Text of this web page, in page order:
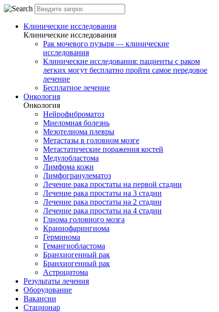
Клинические исследования
Клинические исследования
Рак мочевого пузыря — клинические
исследования
Клинические исследования: пациенты с раком
легких могут бесплатно пройти самое передовое
лечение
Бесплатное лечение
Онкология
Онкология
Нейрофиброматоз
Миеломная болезнь
Мезотелиома плевры
Метастазы в головном мозге
Метастатические поражения костей
Медулобластома
Лимфома кожи
Лимфогранулематоз
Лечение рака простаты на первой стадии
Лечение рака простаты на 3 стадии
Лечение рака простаты на 2 стадии
Лечение рака простаты на 4 стадии
Глиома головного мозга
Краниофарингиома
Герминома
Гемангиобластома
Бранхиогенный рак
Бранхиогенный рак
Астроцитома
Результаты лечения
Оборудование
Вакансии
Стационар